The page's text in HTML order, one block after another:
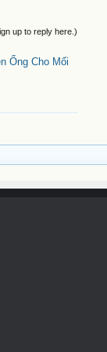
up to reply here.)
Ống Cho Mối